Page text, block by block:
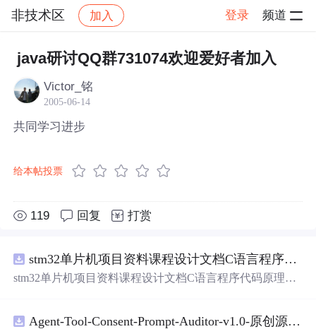
非技术区 加入 登录 频道
社区 非技术区 帖子详情
java研讨QQ群731074欢迎爱好者加入
Victor_铭
2005-06-14
共同学习进步
给本帖投票
119 回复 打赏
stm32单片机项目资料课程设计文档C语言程序代码原理图电路PCB实例五种PWM反馈控制模式研究
stm32单片机项目资料课程设计文档C语言程序代码原理图
Agent-Tool-Consent-Prompt-Auditor-v1.0-原创源码与文档.zip